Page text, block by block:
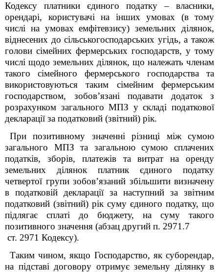
Кодексу платники єдиного податку – власники,
орендарі, користувачі на інших умовах (в тому
числі на умовах емфітевзису) земельних ділянок,
віднесених до сільськогосподарських угідь, а також
голови сімейних фермерських господарств, у тому
числі щодо земельних ділянок, що належать членам
такого сімейного фермерського господарства та
використовуються таким сімейним фермерським
господарством, зобов’язані подавати додаток з
розрахунком загального МПЗ у складі податкової
декларації за податковий (звітний) рік.
При позитивному значенні різниці між сумою
загального МПЗ та загальною сумою сплачених
податків, зборів, платежів та витрат на оренду
земельних ділянок платник єдиного податку
четвертої групи зобов’язаний збільшити визначену
в податковій декларації за наступний за звітним
податковий (звітний) рік суму єдиного податку, що
підлягає сплаті до бюджету, на суму такого
позитивного значення (абзац другий п. 2971 .7
ст. 2971 Кодексу).
Таким чином, якщо Господарство, як суборендар,
на підставі договору отримує земельну ділянку в